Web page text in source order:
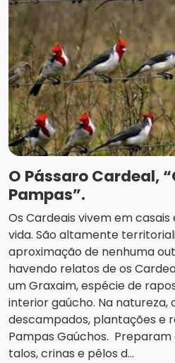
O Pássaro Cardeal,
Pampas”.
Os Cardeais vivem em
vida. São altamente
aproximação de nenhuma
havendo relatos de os
um Graxaim, espécie de
interior gaúcho. Na
descampados, plantações e
Pampas Gaúchos.
talos, crinas e pêlos d...